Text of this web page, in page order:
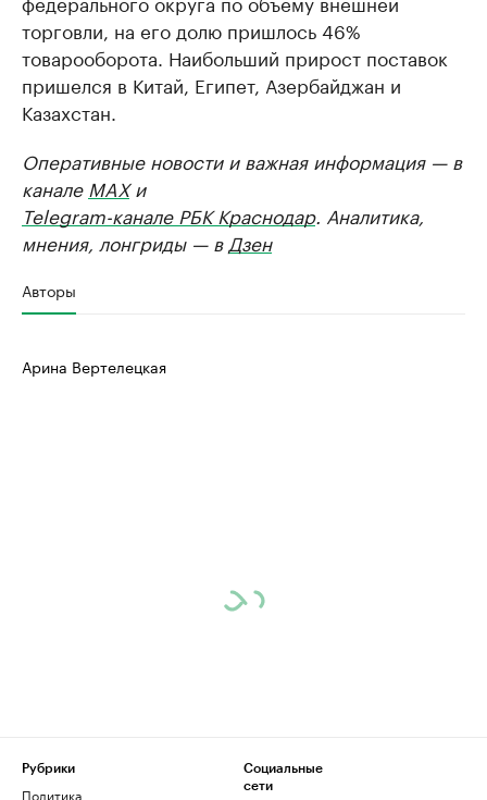
торговли, на его долю пришлось 46%
товарооборота. Наибольший прирост поставок
пришелся в Китай, Египет, Азербайджан и
Казахстан.
Оперативные новости и важная информация — в
канале MAXи
Telegram-канале РБК Краснодар. Аналитика,
мнения, лонгриды — в Дзен
Авторы
Арина Вертелецкая
Рубрики
Политика
Социальные
сети